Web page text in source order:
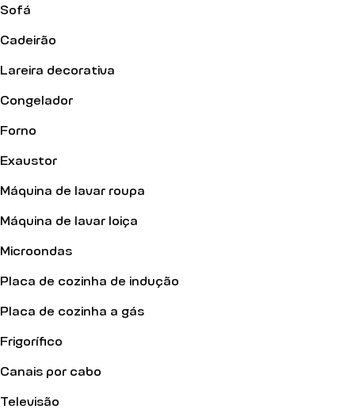
Sofá
Cadeirão
Lareira decorativa
Congelador
Forno
Exaustor
Máquina de lavar roupa
Máquina de lavar loiça
Microondas
Placa de cozinha de indução
Placa de cozinha a gás
Frigorífico
Canais por cabo
Televisão